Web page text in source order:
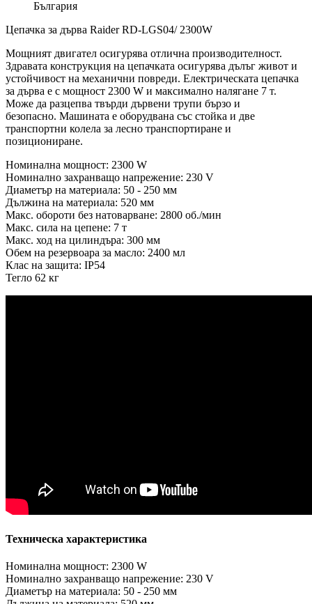
България
Цепачка за дърва Raider RD-LGS04/ 2300W
Мощният двигател осигурява отлична производителност.
Здравата конструкция на цепачката осигурява дълъг живот и
устойчивост на механични повреди. Електрическата цепачка
за дърва е с мощност 2300 W и максимално налягане 7 т.
Може да разцепва твърди дървени трупи бързо и
безопасно. Машината е оборудвана със стойка и две
транспортни колела за лесно транспортиране и
позициониране.
Номинална мощност: 2300 W
Номинално захранващо напрежение: 230 V
Диаметър на материала: 50 - 250 мм
Дължина на материала: 520 мм
Макс. обороти без натоварване: 2800 об./мин
Макс. сила на цепене: 7 т
Макс. ход на цилиндъра: 300 мм
Обем на резервоара за масло: 2400 мл
Клас на защита: IP54
Тегло 62 кг
Техническа характеристика
Номинална мощност: 2300 W
Номинално захранващо напрежение: 230 V
Диаметър на материала: 50 - 250 мм